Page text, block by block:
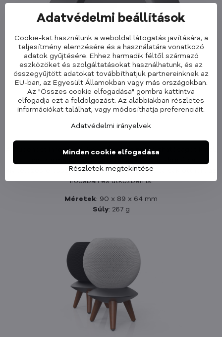
A Cubenest innovációt, kényelmet és megbízhatóságot kínál.
kivitelezésre összpontosítanak, és hűséges társak otthon, az
irodában és útközben is.
Méretek: 90 x 89 x 64 mm
Súly: 267 g
Adatvédelmi beállítások
Cookie-kat használunk a weboldal látogatás javítására, a
teljesítmény elemzésére és a használatára vonatkozó
adatok gyűjtésére. Ehhez harmadik féltől származó
eszközöket és szolgáltatásokat használhatunk, és az
összegyűjtött adatokat továbbíthatjuk partnereinknek az
EU-ban, az Egyesült Államokban vagy más országokban.
Az "Összes cookie elfogadása" gombra kattintva
elfogadja ezt a feldolgozást. Az alábbiakban részletes
információkat találhat, vagy módosíthatja preferenciáit.
Adatvédelmi irányelvek
Részletek megtekintése
Minden cookie elfogadása